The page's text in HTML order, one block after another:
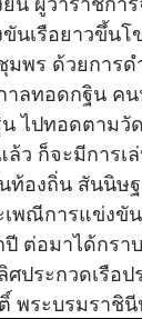
นเรือยาวขึ้น
มพร ด้วยการ
าลทอดกฐิน
ไปทอดตาม
ว ก็จะมีการ
ท้องถิ่น สันนิษ
พณีการแข่งขั
ต่อมาได้กรา
ประกวดเรือ
พระบรมราชิ